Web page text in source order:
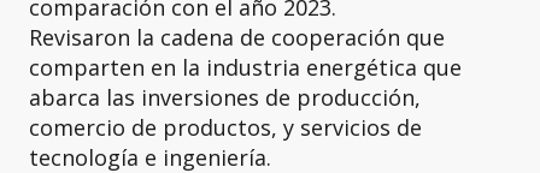
comparación con el año 2023.
Revisaron la cadena de cooperación que
comparten en la industria energética que
abarca las inversiones de producción,
comercio de productos, y servicios de
tecnología e ingeniería.